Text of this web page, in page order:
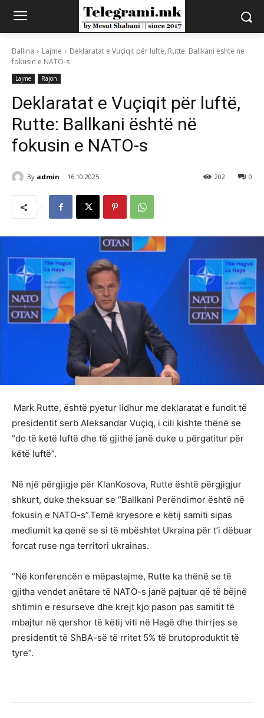
Ballina Lajme
Deklaratat e Vuçiqit për luftë, Rutte: Ballkani është në
fokusin e NATO-s
Lajme Rajon
Deklaratat e Vuçiqit për luftë,
Rutte: Ballkani është në
fokusin e NATO-s
By admin 16.10.2025 0
202
Mark Rutte, është pyetur lidhur me deklaratat e fundit të
presidentit serb Aleksandar Vuçiq, i cili kishte thënë se
“do të ketë luftë dhe të gjithë janë duke u përgatitur për
këtë luftë”.
Në një përgjigje për KlanKosova, Rutte është përgjigjur
shkurt, duke theksuar se “Ballkani Perëndimor është në
fokusin e NATO-s”.Temë kryesore e këtij samiti sipas
mediumit ka qenë se si të mbështet Ukraina për t’i dëbuar
forcat ruse nga territori ukrainas.
“Në konferencën e mëpastajme, Rutte ka thënë se të
gjitha vendet anëtare të NATO-s janë pajtuar që të bëjnë
shtimin e resurseve dhe krejt kjo pason pas samitit të
mbajtur në qershor të këtij viti në Hagë dhe thirrjes se
presidentit të ShBA-së të rritet 5% të brutoproduktit të
tyre”.